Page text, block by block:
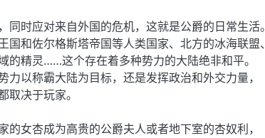
时应对来自外国的危机，这就是公爵的日常生活。
和佐尔格斯塔帝国等人类国家、北方的冰海联盟、
的精灵……这个存在着多种势力的大陆绝非和平。
以称霸大陆为目标，还是发挥政治和外交力量，
取决于玩家。
女杏成为高贵的公爵夫人或者地下室的杏奴利，